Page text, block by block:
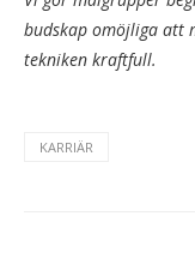
budskap omöjliga att
tekniken kraftfull.
KARRIÄR